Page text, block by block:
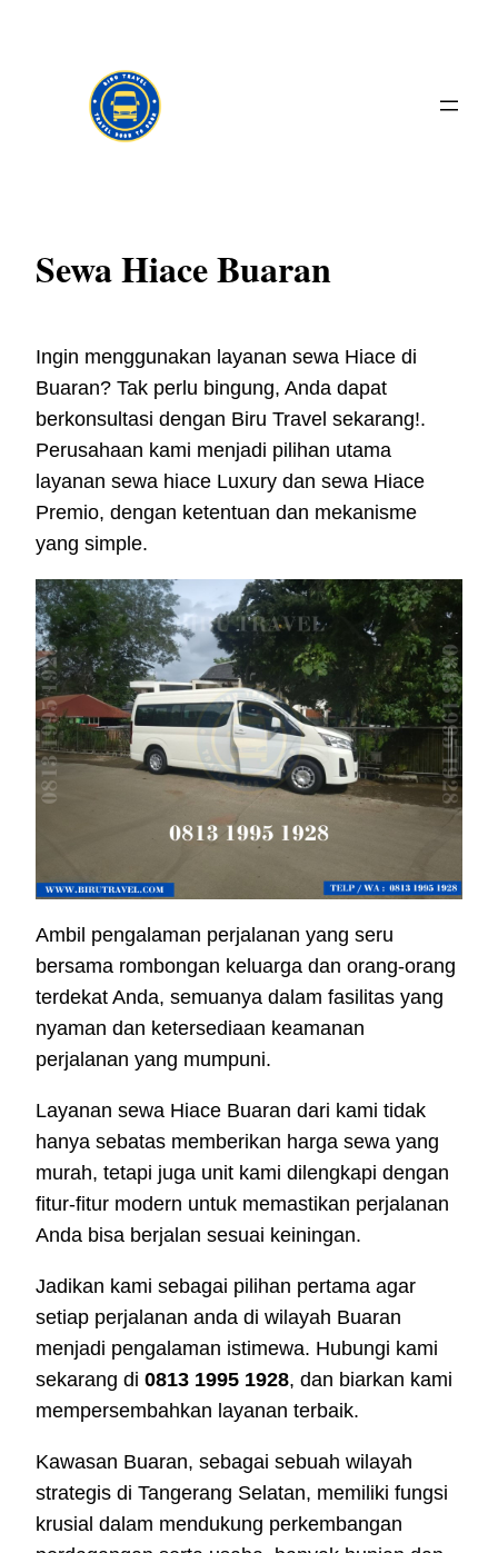
Sewa Hiace Buaran
Ingin menggunakan layanan sewa Hiace di
Buaran? Tak perlu bingung, Anda dapat
berkonsultasi dengan Biru Travel sekarang!.
Perusahaan kami menjadi pilihan utama
layanan sewa hiace Luxury dan sewa Hiace
Premio, dengan ketentuan dan mekanisme
yang simple.
Ambil pengalaman perjalanan yang seru
bersama rombongan keluarga dan orang-orang
terdekat Anda, semuanya dalam fasilitas yang
nyaman dan ketersediaan keamanan
perjalanan yang mumpuni.
Layanan sewa Hiace Buaran dari kami tidak
hanya sebatas memberikan harga sewa yang
murah, tetapi juga unit kami dilengkapi dengan
fitur-fitur modern untuk memastikan perjalanan
Anda bisa berjalan sesuai keiningan.
Jadikan kami sebagai pilihan pertama agar
setiap perjalanan anda di wilayah Buaran
menjadi pengalaman istimewa. Hubungi kami
sekarang di 0813 1995 1928, dan biarkan kami
mempersembahkan layanan terbaik.
Kawasan Buaran, sebagai sebuah wilayah
strategis di Tangerang Selatan, memiliki fungsi
krusial dalam mendukung perkembangan